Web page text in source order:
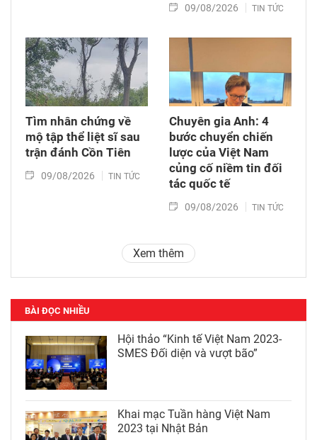
09/08/2026 TIN TỨC
Tìm nhân chứng về
mộ tập thể liệt sĩ sau
trận đánh Cồn Tiên
09/08/2026 TIN TỨC
Chuyên gia Anh: 4
bước chuyển chiến
lược của Việt Nam
củng cố niềm tin đối
tác quốc tế
09/08/2026 TIN TỨC
Xem thêm
BÀI ĐỌC NHIỀU
Hội thảo “Kinh tế Việt Nam 2023-
SMES Đối diện và vượt bão”
Khai mạc Tuần hàng Việt Nam
2023 tại Nhật Bản